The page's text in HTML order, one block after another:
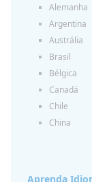
Alemanha
Argentina
Austrália
Brasil
Bélgica
Canadá
Chile
China
Aprenda